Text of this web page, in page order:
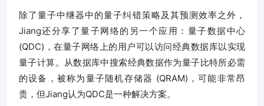
除了量子中继器中的量子纠错策略及其预测效率之外，
Jiang还分享了量子网络的另一个应用：量子数据中心
(QDC)，在量子网络上的用户可以访问经典数据库以实现
量子计算。从数据库中搜索经典数据作为量子比特所必需
的设备，被称为量子随机存储器 (QRAM)，可能非常昂
贵，但Jiang认为QDC是一种解决方案。